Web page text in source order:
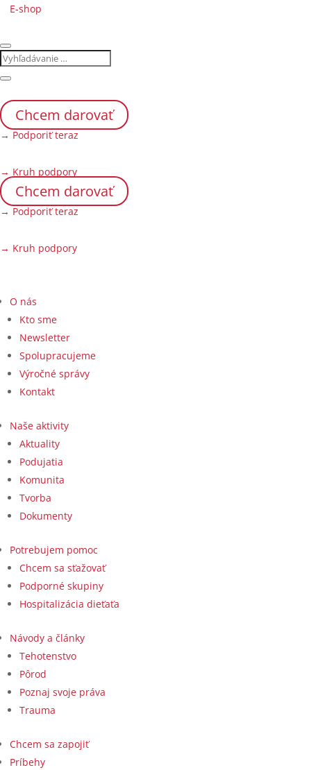
E-shop
Chcem darovať
→ Podporiť teraz
→ Kruh podpory
Chcem darovať
→ Podporiť teraz
→ Kruh podpory
O nás
Kto sme
Newsletter
Spolupracujeme
Výročné správy
Kontakt
Naše aktivity
Aktuality
Podujatia
Komunita
Tvorba
Dokumenty
Potrebujem pomoc
Chcem sa sťažovať
Podporné skupiny
Hospitalizácia dieťaťa
Návody a články
Tehotenstvo
Pôrod
Poznaj svoje práva
Trauma
Chcem sa zapojiť
Príbehy